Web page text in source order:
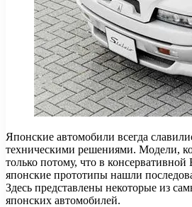
Японские автомобили всегда
техническими решениями. Модели,
только потому, что в
японские прототипы нашли
Здесь представлены некоторые из
японских автомобилей.